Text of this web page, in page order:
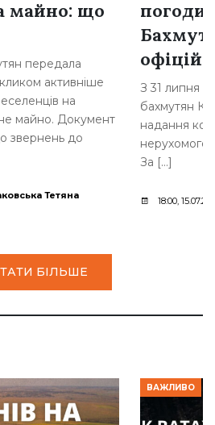
майно: що
передала
активніше
на
майно. Документ
звернень до
Тетяна
З 31 липня
бахмутян
надання
нерухомого
За […]
18:00,
БІЛЬШЕ
ВАЖЛИВО